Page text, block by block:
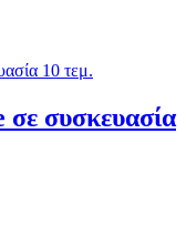
συσκευασία